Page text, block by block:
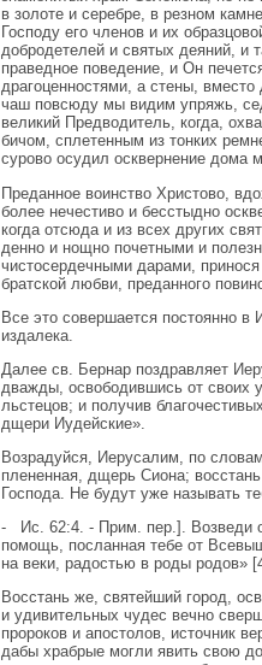
в золоте и серебре, в резном
Господу его членов и их
добродетелей и святых деяний, и
праведное поведение, и Он
драгоценностями, а стены,
чаш повсюду мы видим упряжь,
великий Предводитель, когда,
бичом, сплетенным из тонких
сурово осудил осквернение дома
Преданное воинство Христово,
более нечестиво и бесстыдно
когда отсюда и из всех других
денно и нощно почетными и
чистосердечными дарами,
братской любви, преданного
Все это совершается постоянно
издалека.
Далее св. Бернар поздравляет
дважды, освободившись от своих
льстецов; и получив
дщери Иудейские».
Возрадуйся, Иерусалим, по
плененная, дщерь Сиона;
Господа. Не будут уже называть
- Ис. 62:4. - Прим. пер.]. Возведи
помощь, посланная тебе от
на веки, радостью в роды родов»
Восстань же, святейший город,
и удивительных чудес вечно
пророков и апостолов, источник
дабы храбрые могли явить свою